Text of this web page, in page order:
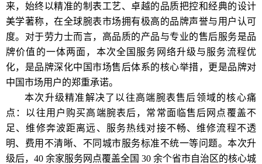
来，始终以精准的制表工艺、卓越的品质把控和经典的设计
美学著称，在全球腕表市场拥有极高的品牌声誉与用户认可
度。对于劳力士而言，高品质的产品与专业的售后服务是品
牌价值的一体两面，本次全国服务网络升级与服务流程优
化，是品牌深化中国市场售后体系的核心举措，更是品牌对
中国市场用户的郑重承诺。
本次升级精准解决了以往高端腕表售后领域的核心痛
点：以往用户购买高端腕表后，常常面临售后网点覆盖不
足、维修奔波距离远、服务热线对接不畅、维修流程不透
明、费用不清晰、不同城市服务标准不统一等问题。本次升
级后，40 余家服务网点覆盖全国 30 余个省市自治区的核心城